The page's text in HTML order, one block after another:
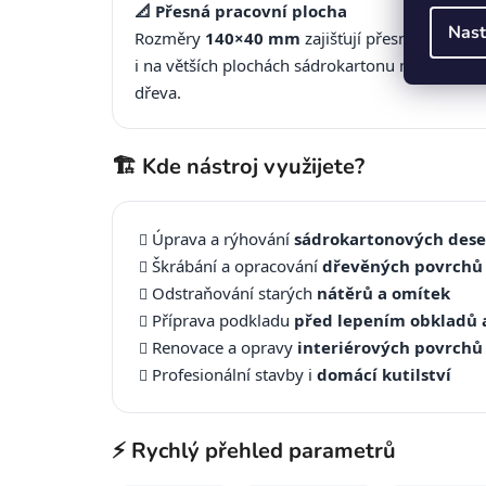
📐 Přesná pracovní plocha
Rozměry 140×40 mm zajišťují přesné škrábání
i na větších plochách sádrokartonu nebo
dřeva.
🏗️ Kde nástroj využijete?
Úprava a rýhování sádrokartonových
Škrábání a opracování dřevěných povrchů
Odstraňování starých nátěrů a omítek
Příprava podkladu před lepením obkladů
Renovace a opravy interiérových povrchů
Profesionální stavby i domácí kutilství
⚡ Rychlý přehled parametrů